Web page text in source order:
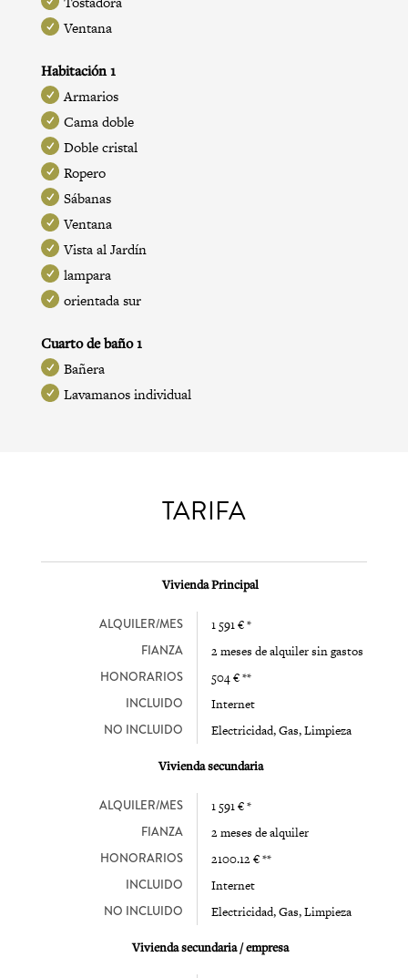
Ventana
Habitación 1
Armarios
Cama doble
Doble cristal
Ropero
Sábanas
Ventana
Vista al Jardín
lampara
orientada sur
Cuarto de baño 1
Bañera
Lavamanos individual
TARIFA
Vivienda Principal
ALQUILER/MES 1 591 € *
FIANZA 2 meses de alquiler sin gastos
HONORARIOS 504 € **
INCLUIDO Internet
NO INCLUIDO Electricidad, Gas, Limpieza
Vivienda secundaria
ALQUILER/MES 1 591 € *
FIANZA 2 meses de alquiler
HONORARIOS 2100.12 € **
INCLUIDO Internet
NO INCLUIDO Electricidad, Gas, Limpieza
Vivienda secundaria / empresa